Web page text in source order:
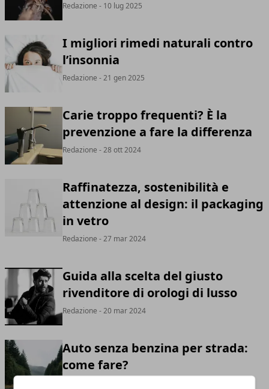
Redazione - 10 lug 2025
I migliori rimedi naturali contro
l’insonnia
Redazione - 21 gen 2025
Carie troppo frequenti? È la
prevenzione a fare la differenza
Redazione - 28 ott 2024
Raffinatezza, sostenibilità e
attenzione al design: il packaging
in vetro
Redazione - 27 mar 2024
Guida alla scelta del giusto
rivenditore di orologi di lusso
Redazione - 20 mar 2024
Auto senza benzina per strada:
come fare?